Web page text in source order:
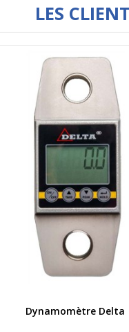
LES
Aperçu rapide
Dynamomètre Delta